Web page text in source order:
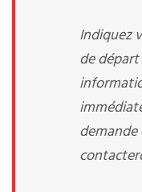
Indiquez
de